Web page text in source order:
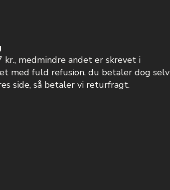
medmindre andet er skrevet i
med fuld refusion, du betaler dog selv
side, så betaler vi returfragt.